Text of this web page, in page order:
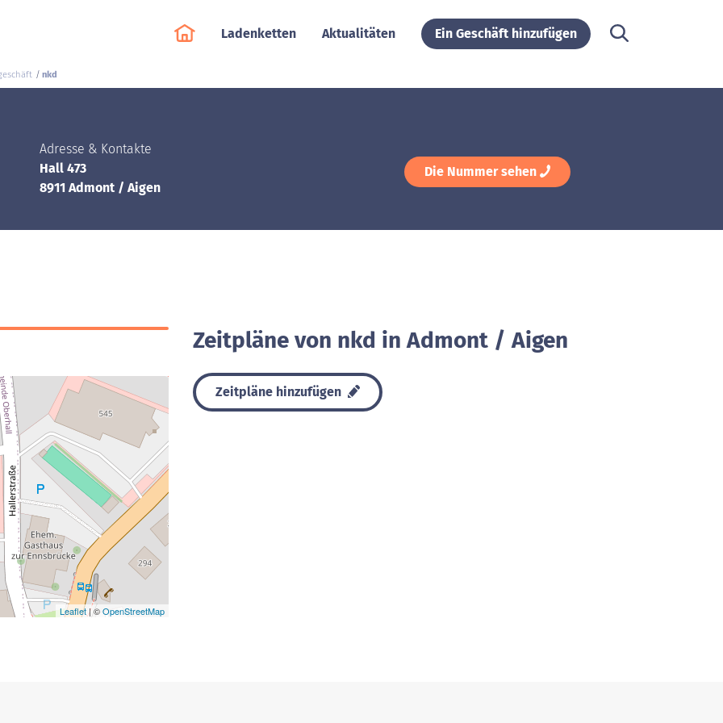
Ladenketten Aktualitäten Ein Geschäft hinzufügen
nkd
Adresse & Kontakte
Hall 473
8911 Admont / Aigen
Die Nummer sehen
Leaflet| ©OpenStreetMap
Zeitpläne von nkd in Admont / Aigen
Zeitpläne hinzufügen